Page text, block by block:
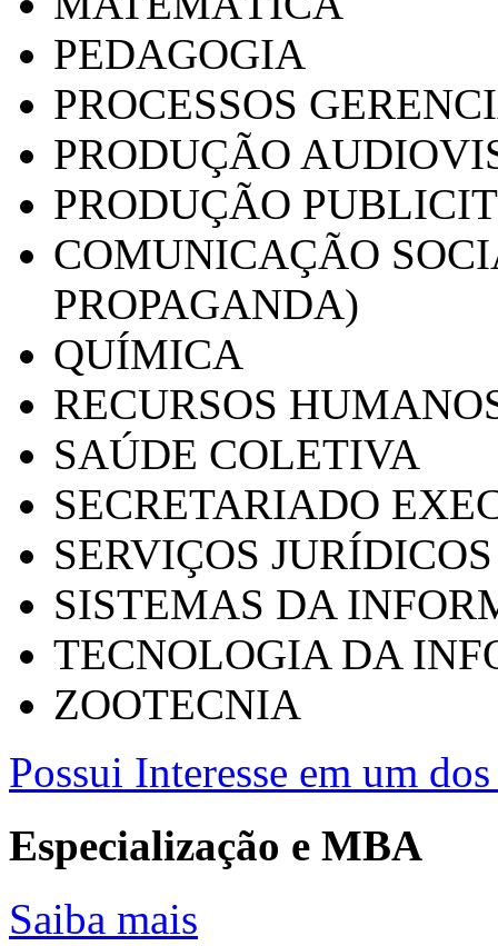
PEDAGOGIA
PROCESSOS
PRODUÇÃO
PRODUÇÃO
COMUNICAÇÃO
PROPAGANDA)
QUÍMICA
RECURSOS
SAÚDE COLETIVA
SECRETARIADO
SERVIÇOS
SISTEMAS DA
TECNOLOGIA DA
ZOOTECNIA
Possui Interesse em um
Especialização e MBA
Saiba mais